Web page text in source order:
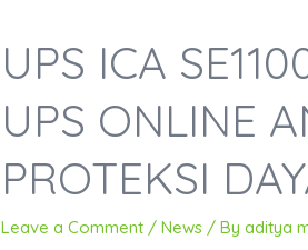
UPS ICA
UPS ONLINE
PROTEKSI
Leave a Comment /News / Byaditya